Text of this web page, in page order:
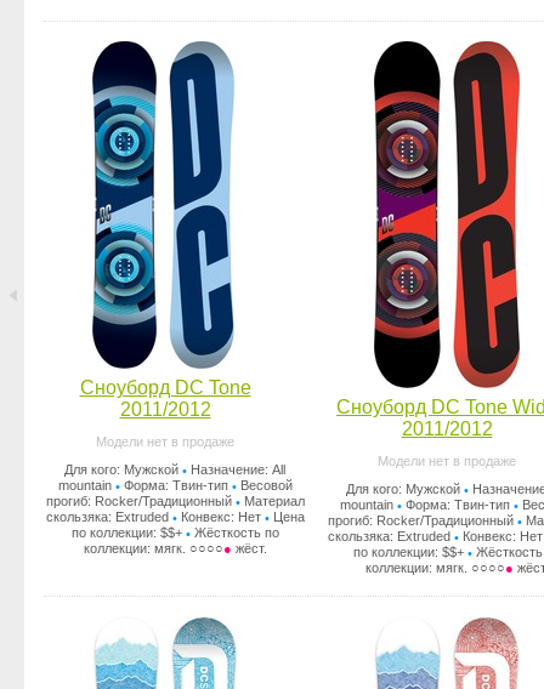
Сноуборд DC Tone
2011/2012
Модели нет в продаже
Для кого: Мужской • Назначение: All
mountain• Форма: Твин-тип• Весовой
прогиб: Rocker/Традиционный• Материал
скользяка: Extruded• Конвекс: Нет•
Цена
по коллекции: $$+• Жёсткость по
коллекции: мягк. ○○○○● жёст.
Сноуборд DC Tone
2011/2012
Модели нет в продаже
Для кого: Мужской •
mountain• Форма: Твин-тип•
прогиб: Rocker/Традиционный•
скользяка: Extruded• Конвекс: Нет
по коллекции: $$+•
коллекции: мягк. ○○○○●